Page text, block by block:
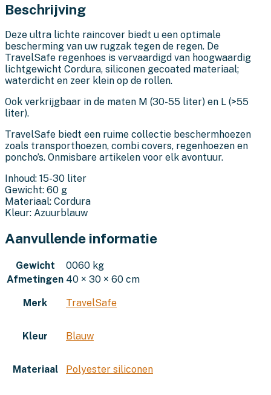
Beschrijving
Deze ultra lichte raincover biedt u een optimale
bescherming van uw rugzak tegen de regen. De
TravelSafe regenhoes is vervaardigd van hoogwaardig
lichtgewicht Cordura, siliconen gecoated materiaal;
waterdicht en zeer klein op de rollen.
Ook verkrijgbaar in de maten M (30-55 liter) en L (>55
liter).
TravelSafe biedt een ruime collectie beschermhoezen
zoals transporthoezen, combi covers, regenhoezen en
poncho’s. Onmisbare artikelen voor elk avontuur.
Inhoud: 15-30 liter
Gewicht: 60 g
Materiaal: Cordura
Kleur: Azuurblauw
Aanvullende informatie
Gewicht
0060 kg
Afmetingen 40 × 30 × 60 cm
Merk TravelSafe
Kleur Blauw
Materiaal Polyester siliconen